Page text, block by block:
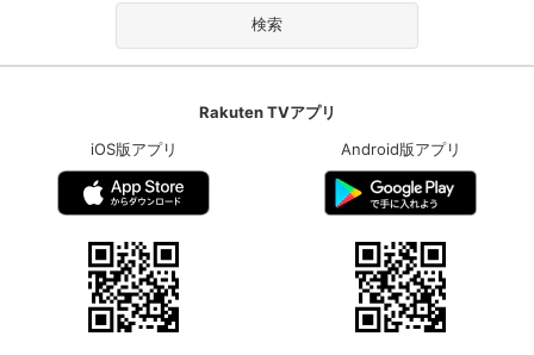
Rakuten TVアプリ
iOS版アプリ
Android版アプリ